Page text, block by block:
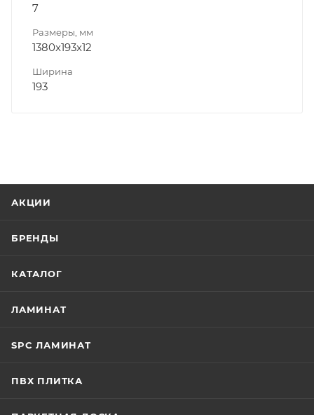
7
Размеры, мм
1380x193x12
Ширина
193
АКЦИИ
БРЕНДЫ
КАТАЛОГ
ЛАМИНАТ
SPC ЛАМИНАТ
ПВХ ПЛИТКА